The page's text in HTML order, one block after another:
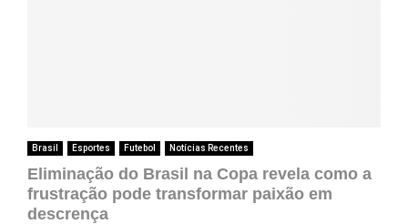
Brasil Esportes Futebol Notícias Recentes
Eliminação do Brasil na Copa revela como a
frustração pode transformar paixão em
descrença